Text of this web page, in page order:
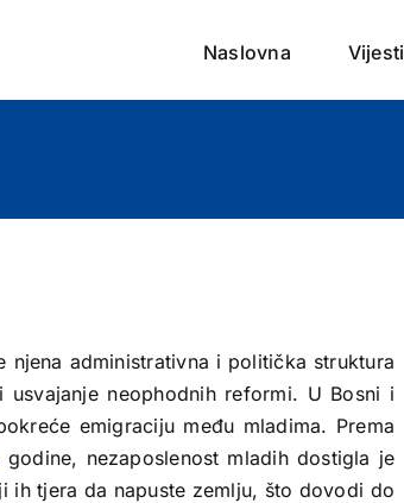
Naslovna Vijesti
njena administrativna i politička struktura
neophodnih reformi. U Bosni i
emigraciju među mladima. Prema
godine, nezaposlenost mladih dostigla je
tjera da napuste zemlju, što dovodi do